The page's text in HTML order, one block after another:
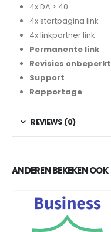
4x DA > 40
4x startpagina link
4x linkpartner link
Permanente link
Revisies onbeperkt
Support
Rapportage
REVIEWS (0)
ANDEREN BEKEKEN OOK